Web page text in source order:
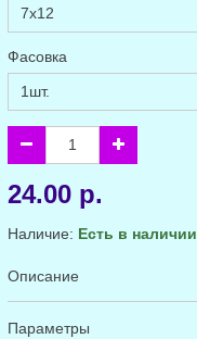
Фасовка
24.00 р.
Наличие: Есть в наличии
Описание
Параметры